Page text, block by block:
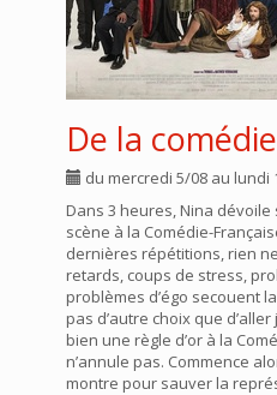
De la
du mercredi 5/08 au lundi
Dans 3 heures, Nina
scène à la Comédie-
dernières répétitions, rien
retards, coups de stress,
problèmes d’égo secouent
pas d’autre choix que d’aller
bien une règle d’or à la
n’annule pas. Commence
montre pour sauver la